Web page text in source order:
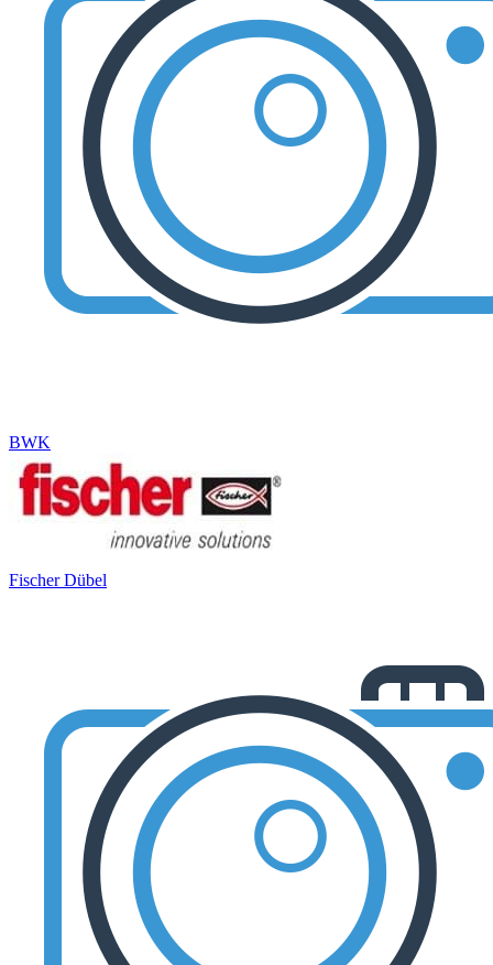
BWK
Fischer Dübel